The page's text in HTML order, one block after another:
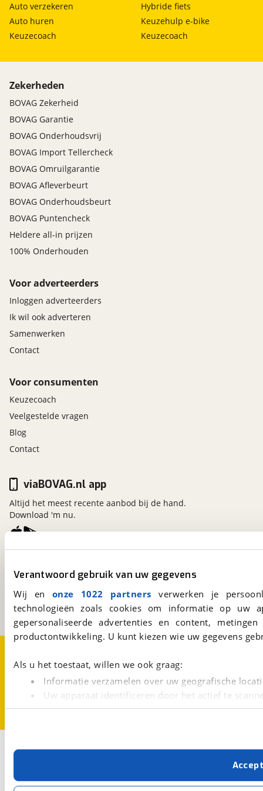
Verantwoord gebruik van uw gegevens
Wij en onze 1022 partners verwerken je
technologieën zoals cookies om informatie op
gepersonaliseerde advertenties en content,
productontwikkeling. U kunt kiezen wie uw gegevens
Als u het toestaat, willen we ook graag:
Informatie verzamelen over uw geografische
Uw apparaat identificeren door het actief te
Lees meer over hoe uw persoonlijke gegevens worden
Met cookies en vergelijkbare technieken zorgen we
cookies zorgen ervoor dat de website goed werkt.
verbeteren. We tonen je graag relevante advertenties
Auto verzekeren
Auto huren
Keuzecoach
Hybride fiets
Keuzehulp e-bike
Keuzecoach
Zekerheden
BOVAG Zekerheid
BOVAG Garantie
BOVAG Onderhoudsvrij
BOVAG Import Tellercheck
BOVAG Omruilgarantie
BOVAG Afleverbeurt
BOVAG Onderhoudsbeurt
BOVAG Puntencheck
Heldere all-in prijzen
100% Onderhouden
Voor adverteerders
Inloggen adverteerders
Ik wil ook adverteren
Samenwerken
Contact
Voor consumenten
Keuzecoach
Veelgestelde vragen
Blog
Contact
Kosterijland15
Een initiatief van
BOVAG
viaBOVAG.nl app
Altijd het meest recente aanbod bij de hand.
Download 'm nu.
Cookievoorkeuren
Vacatures